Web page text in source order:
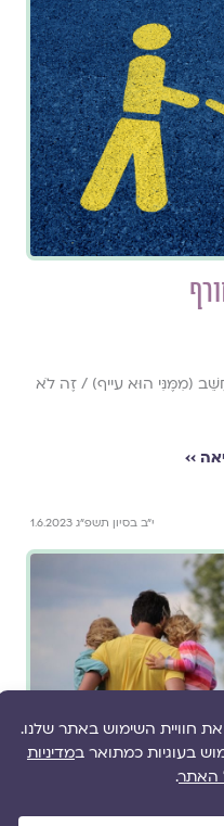
(מִמֶּנִּי הוּא עייף) / זֶה לֹא
››
י״ב בסיון תשפ״ג 1.6.2023